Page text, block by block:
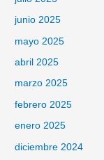
junio 2025
mayo 2025
abril 2025
marzo 2025
febrero 2025
enero 2025
diciembre 2024